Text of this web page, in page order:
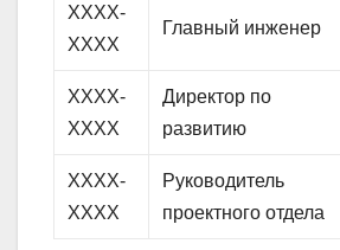
XXXX-
XXXX
Главный инженер
XXXX-
XXXX
Директор по
развитию
XXXX-
XXXX
Руководитель
проектного отдела